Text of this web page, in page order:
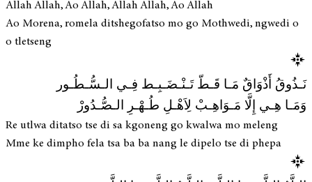
Allah Allah, Ao Allah, Allah Allah, Ao Allah
Ao Morena, romela ditshegofatso mo go Mothwedi, ngwedi o
o tletseng
نَـذُوقُ أَذْوَاقٌ مَـا قَـطّ تَـنْـضَـبِـط فِـي الـسُّـطُـور
وَمَـا هِـي إِلَّا مَـوَاهِـبْ لِاَهْـلِ طُـهْـرِ الـصُّـدُورْ
Re utlwa ditatso tse di sa kgoneng go kwalwa mo meleng
Mme ke dimpho fela tsa ba ba nang le dipelo tse di phepa